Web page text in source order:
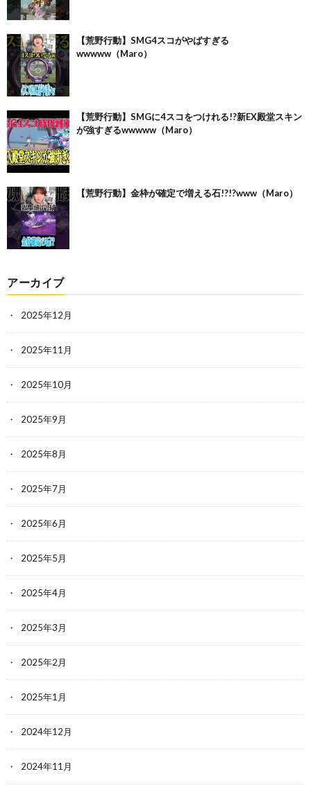
【荒野行動】SMG4スコがやばすぎる
wwwww（Maro）
【荒野行動】SMGに4スコをつけれる!?新EX殿堂スキン
が強すぎるwwwww（Maro）
【荒野行動】金枠が確定で増える石!?!?www（Maro）
アーカイブ
2025年12月
2025年11月
2025年10月
2025年9月
2025年8月
2025年7月
2025年6月
2025年5月
2025年4月
2025年3月
2025年2月
2025年1月
2024年12月
2024年11月